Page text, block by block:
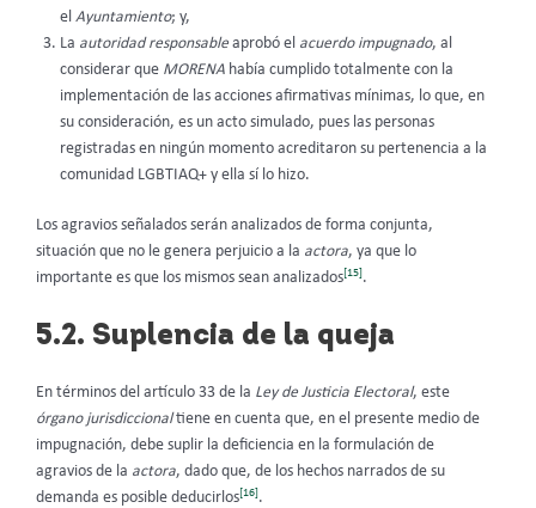
el Ayuntamiento; y,
La autoridad responsableaprobó el acuerdo impugnado, al
considerar que MORENA había cumplido totalmente con la
implementación de las acciones afirmativas mínimas, lo que, en
su consideración, es un acto simulado, pues las personas
registradas en ningún momento acreditaron su pertenencia a la
comunidad LGBTIAQ+ y ella sí lo hizo.
Los agravios señalados serán analizados de forma conjunta,
situación que no le genera perjuicio a la actora, ya que lo
importante es que los mismos sean analizados[15].
5.2. Suplencia de la queja
En términos del artículo 33 de la Ley de Justicia Electoral, este
órgano jurisdiccionaltiene en cuenta que, en el presente medio de
impugnación, debe suplir la deficiencia en la formulación de
agravios de la actora, dado que, de los hechos narrados de su
demanda es posible deducirlos[16].